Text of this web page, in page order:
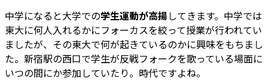
中学になると大学での学生運動が高揚してきます。中学では
東大に何人入れるかにフォーカスを絞って授業が行われてい
ましたが、その東大で何が起きているのかに興味をもちまし
た。新宿駅の西口で学生が反戦フォークを歌っている場面に
いつの間にか参加していたり。時代ですよね。